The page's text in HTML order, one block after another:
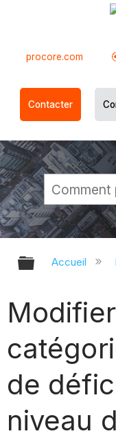
procore.com
Contacter
Accueil
de
niveau